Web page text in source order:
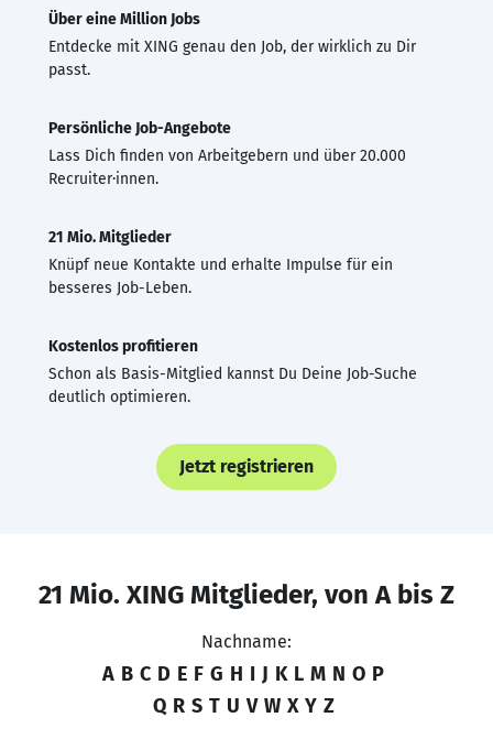
Über eine Million Jobs
Entdecke mit XING genau den Job, der wirklich zu Dir
passt.
Persönliche Job-Angebote
Lass Dich finden von Arbeitgebern und über 20.000
Recruiter·innen.
21 Mio. Mitglieder
Knüpf neue Kontakte und erhalte Impulse für ein
besseres Job-Leben.
Kostenlos profitieren
Schon als Basis-Mitglied kannst Du Deine Job-Suche
deutlich optimieren.
Jetzt registrieren
21 Mio. XING Mitglieder, von A bis Z
Nachname:
A B C D E F G H I J K L M N O P
Q R S T U V W X Y Z